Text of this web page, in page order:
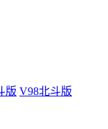
版 V98北斗版